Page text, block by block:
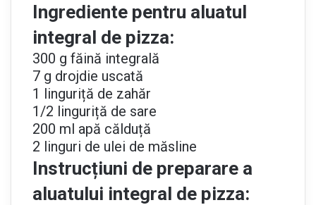
Ingrediente pentru aluatul
integral de pizza:
300 g făină integrală
7 g drojdie uscată
1 linguriță de zahăr
1/2 linguriță de sare
200 ml apă călduță
2 linguri de ulei de măsline
Instrucțiuni de preparare a
aluatului integral de pizza: